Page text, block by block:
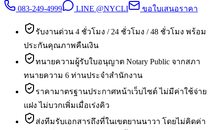
083-249-4999
LINE @NYCLI ขอใบเสนอราคา
รับงานด่วน 4 ชั่วโมง / 24 ชั่วโมง / 48 ชั่วโมง พร้อม
ประกันคุณภาพคืนเงิน
ทนายความผู้รับใบอนุญาต Notary Public จากสภา
ทนายความ 6 ท่านประจำสำนักงาน
ราคามาตรฐานประกาศหน้าเว็บไซต์ ไม่มีค่าใช้จ่าย
แฝง ไม่บวกเพิ่มเมื่อเร่งคิว
ส่งทีมรับเอกสารถึงที่ในเขตยานนาวา โดยไม่คิดค่า